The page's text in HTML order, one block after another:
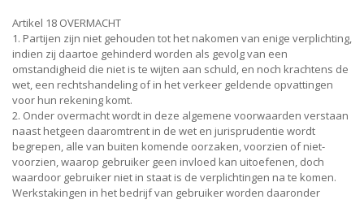
Artikel 18 OVERMACHT
1. Partijen zijn niet gehouden tot het nakomen van enige verplichting,
indien zij daartoe gehinderd worden als gevolg van een
omstandigheid die niet is te wijten aan schuld, en noch krachtens de
wet, een rechtshandeling of in het verkeer geldende opvattingen
voor hun rekening komt.
2. Onder overmacht wordt in deze algemene voorwaarden verstaan
naast hetgeen daaromtrent in de wet en jurisprudentie wordt
begrepen, alle van buiten komende oorzaken, voorzien of niet-
voorzien, waarop gebruiker geen invloed kan uitoefenen, doch
waardoor gebruiker niet in staat is de verplichtingen na te komen.
Werkstakingen in het bedrijf van gebruiker worden daaronder